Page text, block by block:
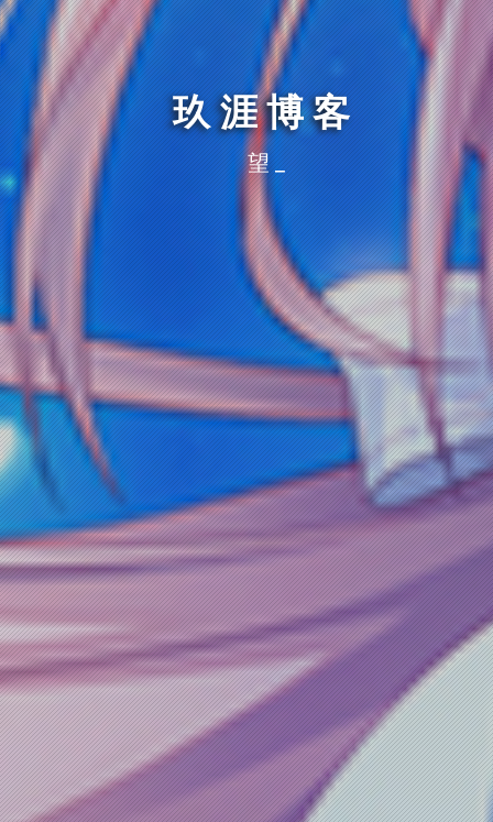
玖涯博客
望仔的秘